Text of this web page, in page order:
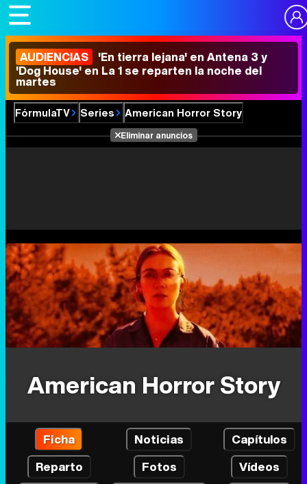
AUDIENCIAS 'En tierra lejana' en Antena 3 y
'Dog House' en La 1 se reparten la noche del
martes
FórmulaTV Series American Horror Story
Eliminar anuncios
American Horror Story
Ficha Noticias
Capítulos
Reparto
Fotos
Vídeos